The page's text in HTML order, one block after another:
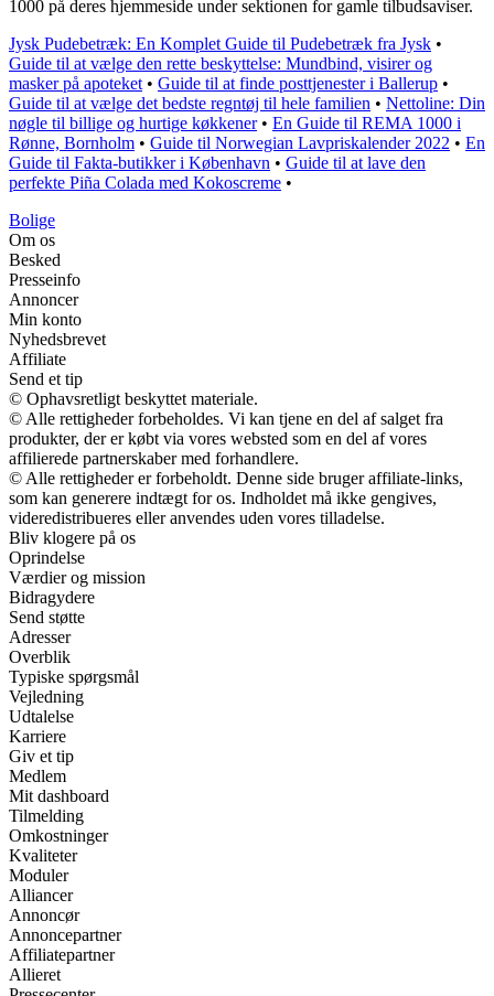
1000 på deres hjemmeside under sektionen for gamle tilbudsaviser.
Jysk Pudebetræk: En Komplet Guide til Pudebetræk fra Jysk •
Guide til at vælge den rette beskyttelse: Mundbind, visirer og
masker på apoteket • Guide til at finde posttjenester i Ballerup •
Guide til at vælge det bedste regntøj til hele familien • Nettoline: Din
nøgle til billige og hurtige køkkener• En Guide til REMA 1000 i
Rønne, Bornholm • Guide til Norwegian Lavpriskalender 2022 • En
Guide til Fakta-butikker i København • Guide til at lave den
perfekte Piña Colada med Kokoscreme •
Bolige
Om os
Besked
Presseinfo
Annoncer
Min konto
Nyhedsbrevet
Affiliate
Send et tip
© Ophavsretligt beskyttet materiale.
© Alle rettigheder forbeholdes. Vi kan tjene en del af salget fra
produkter, der er købt via vores websted som en del af vores
affilierede partnerskaber med forhandlere.
© Alle rettigheder er forbeholdt. Denne side bruger affiliate-links,
som kan generere indtægt for os. Indholdet må ikke gengives,
videredistribueres eller anvendes uden vores tilladelse.
Bliv klogere på os
Oprindelse
Værdier og mission
Bidragydere
Send støtte
Adresser
Overblik
Typiske spørgsmål
Vejledning
Udtalelse
Karriere
Giv et tip
Medlem
Mit dashboard
Tilmelding
Omkostninger
Kvaliteter
Moduler
Alliancer
Annoncør
Annoncepartner
Affiliatepartner
Allieret